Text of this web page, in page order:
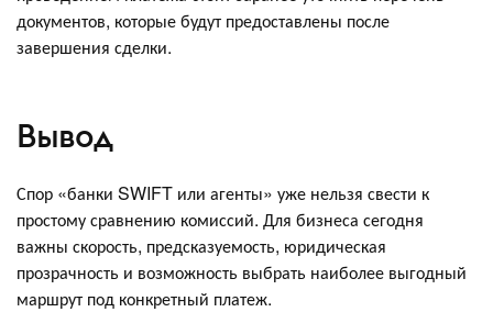
документов, которые будут предоставлены после
завершения сделки.
Вывод
Спор «банки SWIFT или агенты» уже нельзя свести к
простому сравнению комиссий. Для бизнеса сегодня
важны скорость, предсказуемость, юридическая
прозрачность и возможность выбрать наиболее выгодный
маршрут под конкретный платеж.